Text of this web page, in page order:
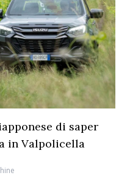
di saper
in Valpolicella